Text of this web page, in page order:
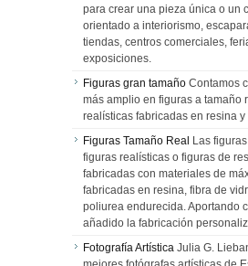
para crear una pieza única o un
orientado a interiorismo,
tiendas, centros comerciales,
exposiciones.
Figuras gran tamaño Contamos
más amplio en figuras a tamaño
realísticas fabricadas en resina
Figuras Tamaño Real Las
figuras realísticas o figuras de
fabricadas con materiales de
fabricadas en resina, fibra de
poliurea endurecida. Aportando
añadido la fabricación
Fotografía Artística Julia G.